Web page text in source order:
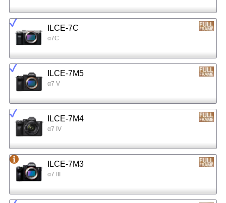
ILCE-7C
α7C
ILCE-7M5
α7 V
ILCE-7M4
α7 IV
ILCE-7M3
α7 III